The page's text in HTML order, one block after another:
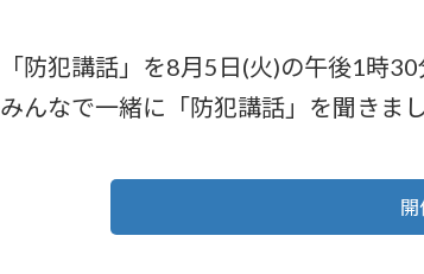
「防犯講話」を8月5日(火)の午後1時
みんなで一緒に「防犯講話」を聞きまし